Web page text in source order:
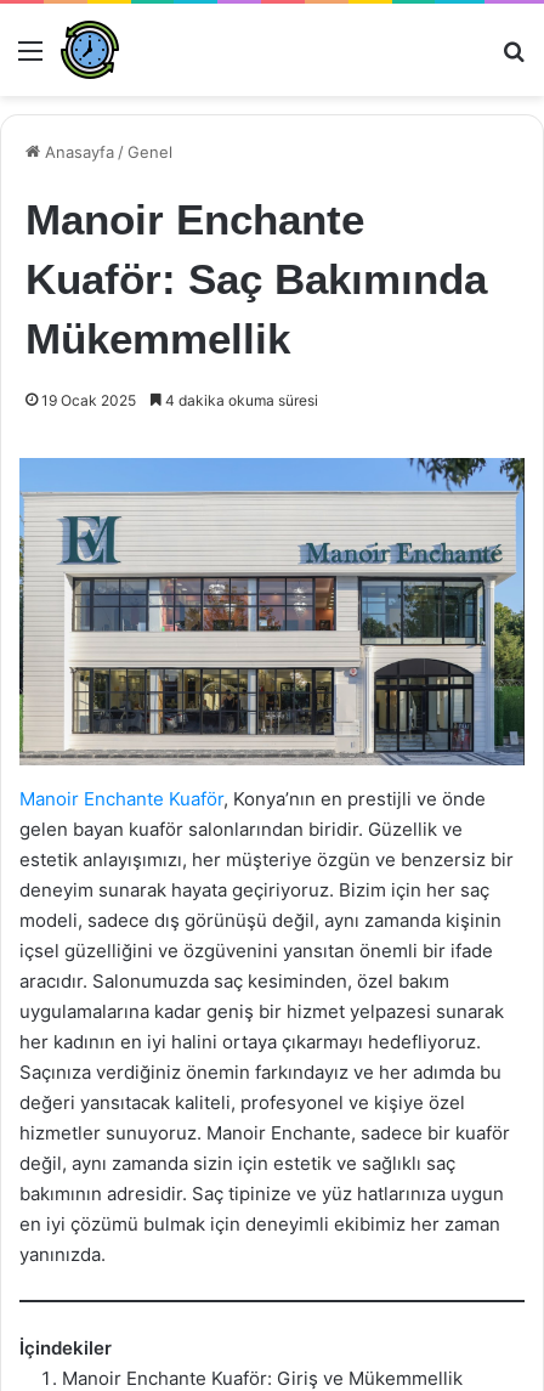
Menü
Anasayfa /Genel
Manoir Enchante
Kuaför: Saç Bakımında
Mükemmellik
19 Ocak 2025 4 dakika okuma süresi
Manoir Enchante Kuaför, Konya’nın en prestijli ve önde
gelen bayan kuaför salonlarından biridir. Güzellik ve
estetik anlayışımızı, her müşteriye özgün ve benzersiz bir
deneyim sunarak hayata geçiriyoruz. Bizim için her saç
modeli, sadece dış görünüşü değil, aynı zamanda kişinin
içsel güzelliğini ve özgüvenini yansıtan önemli bir ifade
aracıdır. Salonumuzda saç kesiminden, özel bakım
uygulamalarına kadar geniş bir hizmet yelpazesi sunarak
her kadının en iyi halini ortaya çıkarmayı hedefliyoruz.
Saçınıza verdiğiniz önemin farkındayız ve her adımda bu
değeri yansıtacak kaliteli, profesyonel ve kişiye özel
hizmetler sunuyoruz. Manoir Enchante, sadece bir kuaför
değil, aynı zamanda sizin için estetik ve sağlıklı saç
bakımının adresidir. Saç tipinize ve yüz hatlarınıza uygun
en iyi çözümü bulmak için deneyimli ekibimiz her zaman
yanınızda.
İçindekiler
Manoir Enchante Kuaför: Giriş ve Mükemmellik